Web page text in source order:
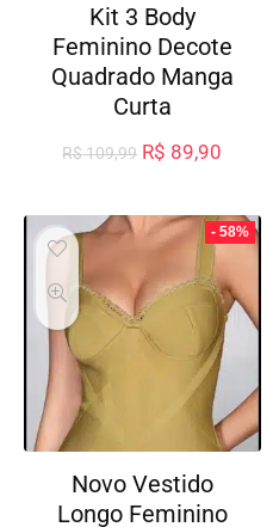
Kit 3 Body
Feminino Decote
Quadrado Manga
Curta
R$109,99 R$ 89,90
- 58%
Novo Vestido
Longo Feminino